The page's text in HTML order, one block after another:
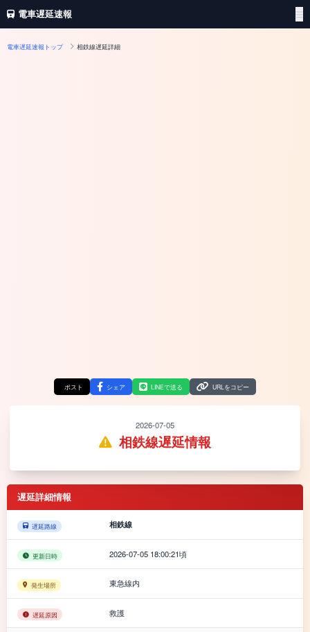
電車遅延速報
電車遅延速報トップ 相鉄線遅延詳細
ポスト シェア LINEで送る URLをコピー
2026-07-05
相鉄線遅延情報
遅延詳細情報
遅延路線 相鉄線
更新日時 2026-07-05 18:00:21頃
発生場所 東急線内
遅延原因 救護